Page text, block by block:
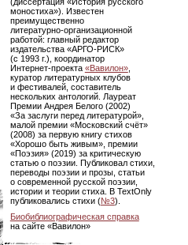
моностиха»). Известен
преимущественно
литературно-организационной
работой: главный редактор
издательства «АРГО-РИСК»
(с 1993 г.), координатор
Интернет-проекта «Вавилон»,
куратор литературных клубов
и фестивалей, составитель
нескольких антологий. Лауреат
Премии Андрея Белого (2002)
«За заслуги перед литературой»,
малой премии «Московский счёт»
(2008) за первую книгу стихов
«Хорошо быть живым», премии
«Поэзия» (2019) за критическую
статью о поэзии. Публиковал стихи,
переводы поэзии и прозы, статьи
о современной русской поэзии,
истории и теории стиха. В TextOnly
публиковались стихи (№3).
Биобиблиографическая справка
на сайте «Вавилон»